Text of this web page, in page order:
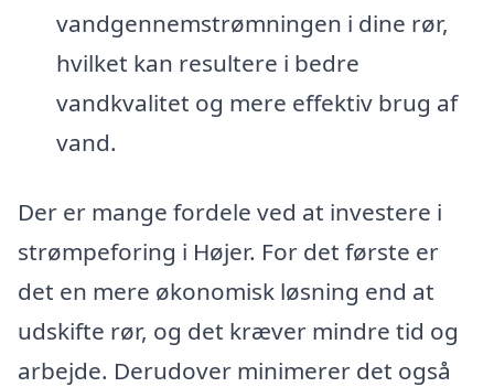
vandgennemstrømningen i dine rør,
hvilket kan resultere i bedre
vandkvalitet og mere effektiv brug af
vand.
Der er mange fordele ved at investere i
strømpeforing i Højer. For det første er
det en mere økonomisk løsning end at
udskifte rør, og det kræver mindre tid og
arbejde. Derudover minimerer det også